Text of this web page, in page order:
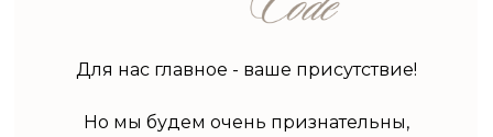
Для нас главное - ваше присутствие!
Но мы будем очень признательны,